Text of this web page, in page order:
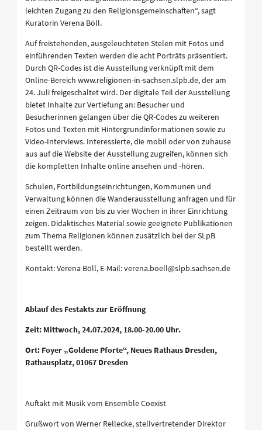
leichten Zugang zu den Religionsgemeinschaften“, sagt
Kuratorin Verena Böll.
Auf freistehenden, ausgeleuchteten Stelen mit Fotos und
einführenden Texten werden die acht Porträts präsentiert.
Durch QR-Codes ist die Ausstellung verknüpft mit dem
Online-Bereich www.religionen-in-sachsen.slpb.de, der am
24. Juli freigeschaltet wird. Der digitale Teil der Ausstellung
bietet Inhalte zur Vertiefung an: Besucher und
Besucherinnen gelangen über die QR-Codes zu weiteren
Fotos und Texten mit Hintergrundinformationen sowie zu
Video-Interviews. Interessierte, die mobil oder von zuhause
aus auf die Website der Ausstellung zugreifen, können sich
die kompletten Inhalte online ansehen und -hören.
Schulen, Fortbildungseinrichtungen, Kommunen und
Verwaltung können die Wanderausstellung anfragen und für
einen Zeitraum von bis zu vier Wochen in ihrer Einrichtung
zeigen. Didaktisches Material sowie geeignete Publikationen
zum Thema Religionen können zusätzlich bei der SLpB
bestellt werden.
Kontakt: Verena Böll, E-Mail: verena.boell@slpb.sachsen.de
Ablauf des Festakts zur Eröffnung
Zeit: Mittwoch, 24.07.2024, 18.00-20.00 Uhr.
Ort: Foyer „Goldene Pforte“, Neues Rathaus Dresden,
Rathausplatz, 01067 Dresden
Auftakt mit Musik vom Ensemble Coexist
Grußwort von Werner Rellecke, stellvertretender Direktor